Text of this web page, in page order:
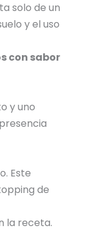
solo de un
y el uso
con sabor
y uno
Este
de
la receta.